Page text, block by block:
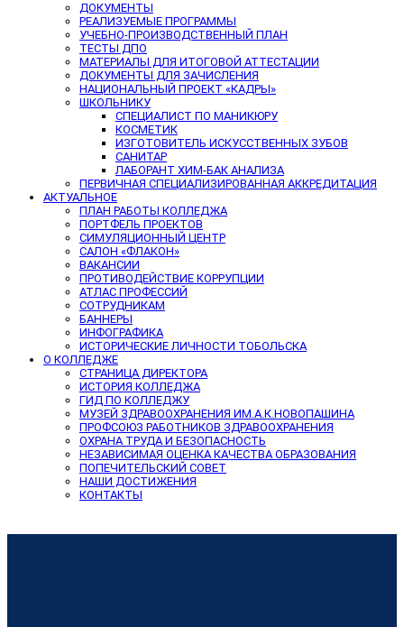
ДОКУМЕНТЫ
РЕАЛИЗУЕМЫЕ ПРОГРАММЫ
УЧЕБНО-ПРОИЗВОДСТВЕННЫЙ ПЛАН
ТЕСТЫ ДПО
МАТЕРИАЛЫ ДЛЯ ИТОГОВОЙ АТТЕСТАЦИИ
ДОКУМЕНТЫ ДЛЯ ЗАЧИСЛЕНИЯ
НАЦИОНАЛЬНЫЙ ПРОЕКТ «КАДРЫ»
ШКОЛЬНИКУ
СПЕЦИАЛИСТ ПО МАНИКЮРУ
КОСМЕТИК
ИЗГОТОВИТЕЛЬ ИСКУССТВЕННЫХ ЗУБОВ
САНИТАР
ЛАБОРАНТ ХИМ-БАК АНАЛИЗА
ПЕРВИЧНАЯ СПЕЦИАЛИЗИРОВАННАЯ АККРЕДИТАЦИЯ
АКТУАЛЬНОЕ
ПЛАН РАБОТЫ КОЛЛЕДЖА
ПОРТФЕЛЬ ПРОЕКТОВ
СИМУЛЯЦИОННЫЙ ЦЕНТР
САЛОН «ФЛАКОН»
ВАКАНСИИ
ПРОТИВОДЕЙСТВИЕ КОРРУПЦИИ
АТЛАС ПРОФЕССИЙ
СОТРУДНИКАМ
БАННЕРЫ
ИНФОГРАФИКА
ИСТОРИЧЕСКИЕ ЛИЧНОСТИ ТОБОЛЬСКА
О КОЛЛЕДЖЕ
СТРАНИЦА ДИРЕКТОРА
ИСТОРИЯ КОЛЛЕДЖА
ГИД ПО КОЛЛЕДЖУ
МУЗЕЙ ЗДРАВООХРАНЕНИЯ ИМ.А.К.НОВОПАШИНА
ПРОФСОЮЗ РАБОТНИКОВ ЗДРАВООХРАНЕНИЯ
ОХРАНА ТРУДА И БЕЗОПАСНОСТЬ
НЕЗАВИСИМАЯ ОЦЕНКА КАЧЕСТВА ОБРАЗОВАНИЯ
ПОПЕЧИТЕЛЬСКИЙ СОВЕТ
НАШИ ДОСТИЖЕНИЯ
КОНТАКТЫ